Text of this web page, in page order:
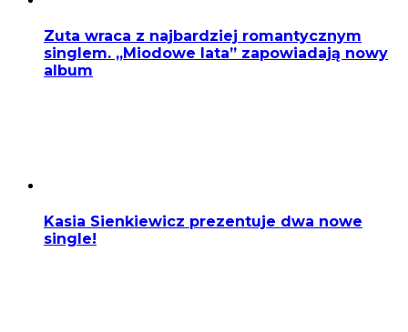
Zuta wraca z najbardziej romantycznym
singlem. „Miodowe lata” zapowiadają nowy
album
Kasia Sienkiewicz prezentuje dwa nowe
single!